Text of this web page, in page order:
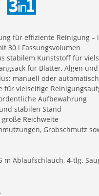
für effiziente Reinigung
30 l Fassungsvolumen
stabilem Kunststoff für
für Blätter, Algen
manuell oder
für vielseitige
Aufbewahrung
stabilen Stand
Reichweite
Grobschmutz
m Ablaufschlauch, 4-tlg.